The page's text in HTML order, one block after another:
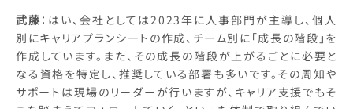
武藤 ：はい、会社としては2023年に人事部門が主導し、個人
別にキャリアプランシートの作成、チーム別に「成長の階段」を
作成しています。また、その成長の階段が上がるごとに必要と
なる資格を特定し、推奨している部署も多いです。その周知や
サポートは現場のリーダーが行いますが、キャリア支援でもそ